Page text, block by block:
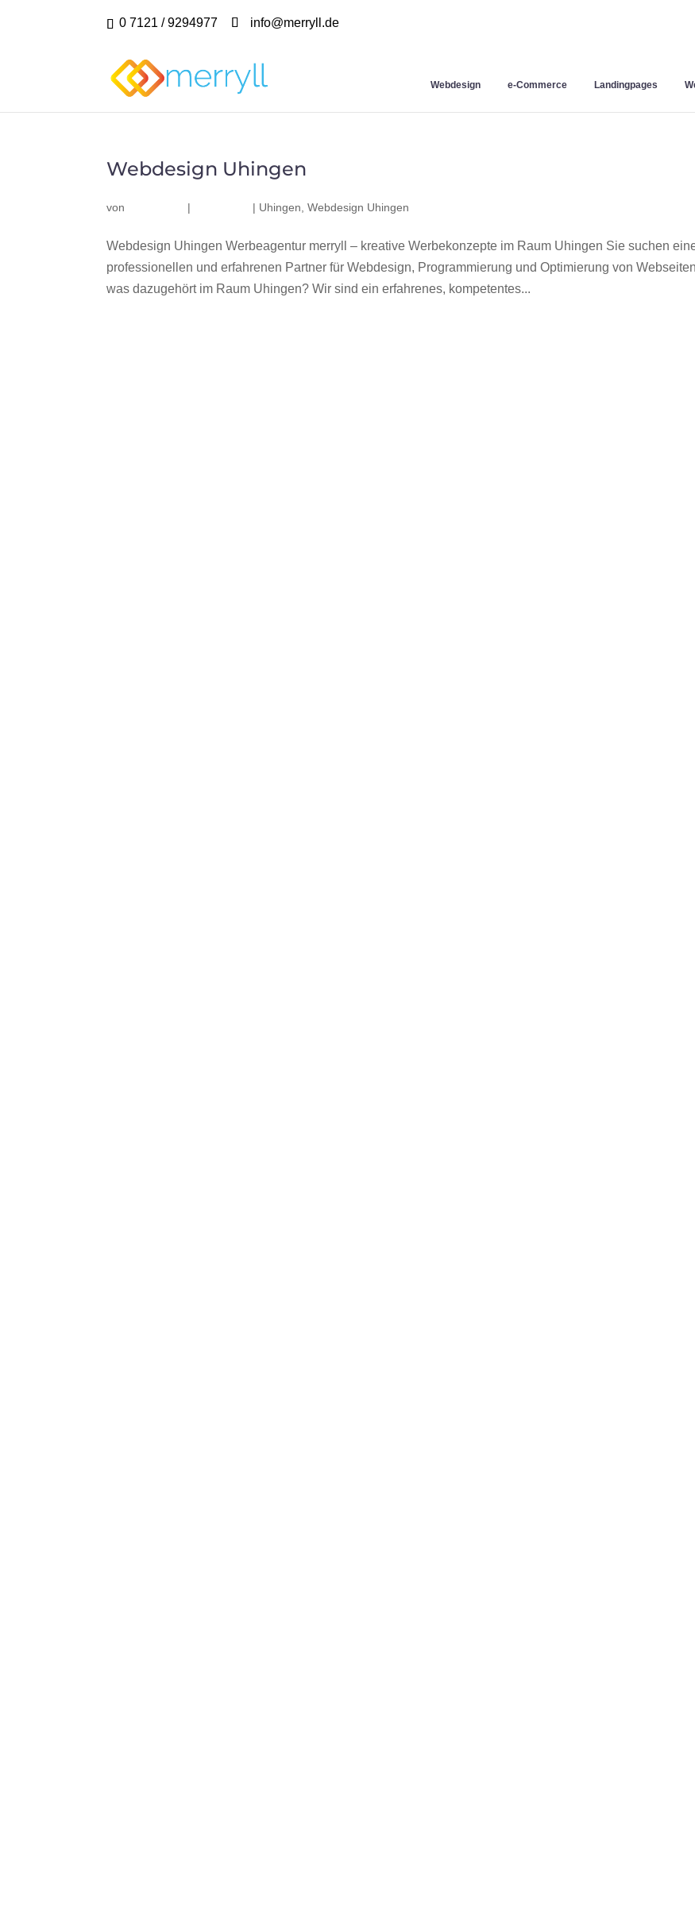
0 7121 / 9294977 info@merryll.de
Webdesign e-Commerce Landingpages
Webdesign Uhingen
von | | Uhingen ,Webdesign Uhingen
Webdesign Uhingen Werbeagentur merryll – kreative Werbekonzepte im Raum Uhingen Sie suchen
professionellen und erfahrenen Partner für Webdesign, Programmierung und Optimierung von
was dazugehört im Raum Uhingen? Wir sind ein erfahrenes, kompetentes...